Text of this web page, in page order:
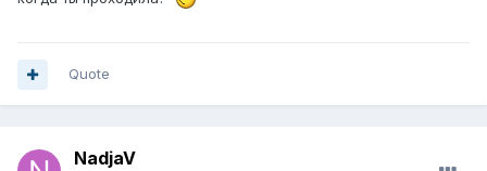
Quote
NadjaV